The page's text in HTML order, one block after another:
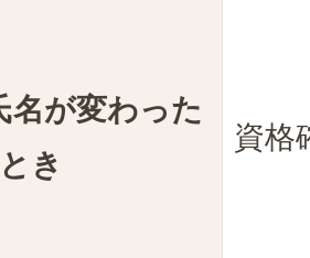
名が変わった
とき
資格